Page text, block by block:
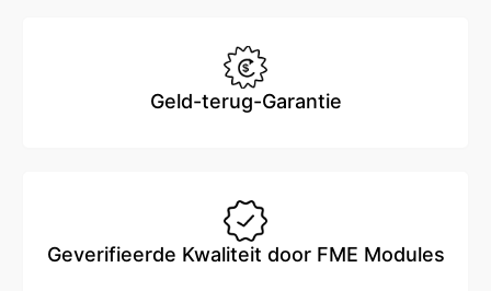
Geld-terug-Garantie
Geverifieerde Kwaliteit door FME Modules